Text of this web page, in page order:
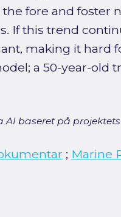
fore and foster
If this trend
making it hard
a 50-year-old
baseret på
; Marine